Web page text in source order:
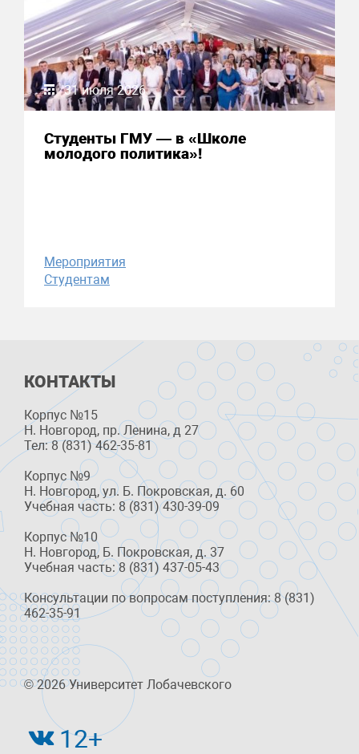
31 июля 2026
Студенты ГМУ — в «Школе
молодого политика»!
Мероприятия
Студентам
КОНТАКТЫ
Корпус №15
Н. Новгород, пр. Ленина, д 27
Тел: 8 (831) 462-35-81
Корпус №9
Н. Новгород, ул. Б. Покровская, д. 60
Учебная часть: 8 (831) 430-39-09
Корпус №10
Н. Новгород, Б. Покровская, д. 37
Учебная часть: 8 (831) 437-05-43
Консультации по вопросам поступления: 8 (831)
462-35-91
© 2026 Университет Лобачевского
12+